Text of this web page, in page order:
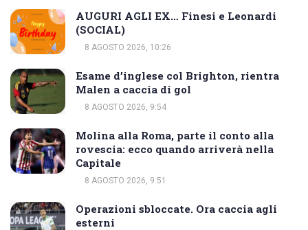
AUGURI AGLI EX… Finesi e Leonardi
(SOCIAL)
8 AGOSTO 2026, 10:26
Esame d’inglese col Brighton, rientra
Malen a caccia di gol
8 AGOSTO 2026, 9:54
Molina alla Roma, parte il conto alla
rovescia: ecco quando arriverà nella
Capitale
8 AGOSTO 2026, 9:51
Operazioni sbloccate. Ora caccia agli
esterni